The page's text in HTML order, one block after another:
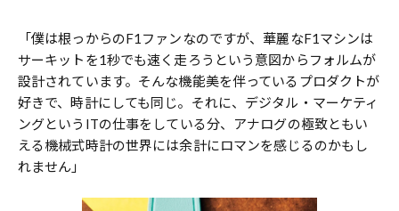
「僕は根っからのF1ファンなのですが、華麗なF1マシンは
サーキットを1秒でも速く走ろうという意図からフォルムが
設計されています。そんな機能美を伴っているプロダクトが
好きで、時計にしても同じ。それに、デジタル・マーケティ
ングというITの仕事をしている分、アナログの極致ともい
える機械式時計の世界には余計にロマンを感じるのかもし
れません」